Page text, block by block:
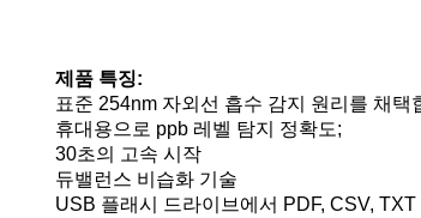
제품 특징:
표준 254nm 자외선 흡수 감지 원리를 채택
휴대용으로 ppb 레벨 탐지 정확도;
30초의 고속 시작
듀밸런스 비습화 기술
USB 플래시 드라이브에서 PDF, CSV,